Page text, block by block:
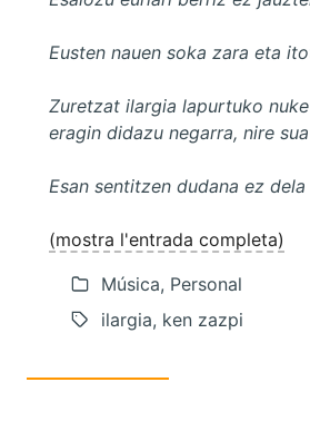
Eusten nauen soka zara eta
Zuretzat ilargia lapurtuko
eragin didazu negarra, nire
Esan sentitzen dudana ez
(mostra l'entrada completa)
Música, Personal
ilargia, ken zazpi